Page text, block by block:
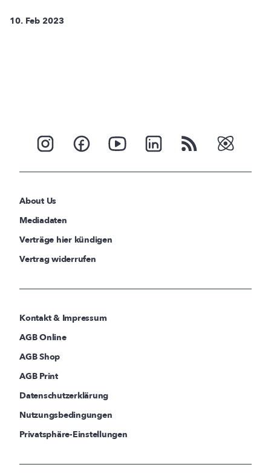
10. Feb 2023
About Us
Mediadaten
Verträge hier kündigen
Vertrag widerrufen
Kontakt & Impressum
AGB Online
AGB Shop
AGB Print
Datenschutzerklärung
Nutzungsbedingungen
Privatsphäre-Einstellungen